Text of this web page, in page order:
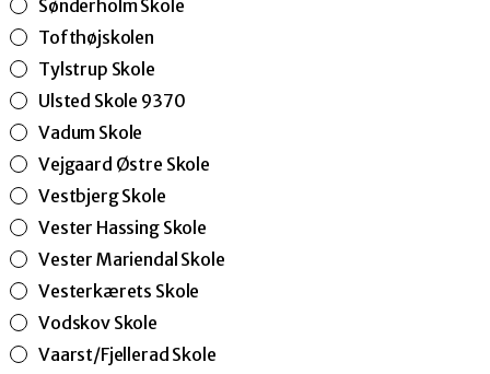
Sønderholm Skole
Tofthøjskolen
Tylstrup Skole
Ulsted Skole 9370
Vadum Skole
Vejgaard Østre Skole
Vestbjerg Skole
Vester Hassing Skole
Vester Mariendal Skole
Vesterkærets Skole
Vodskov Skole
Vaarst/Fjellerad Skole